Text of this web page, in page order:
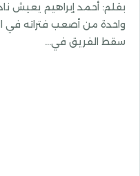
بقلم: أحمد إبراهيم يعيش
واحدة من أصعب فتراته في
سقط الفريق في…